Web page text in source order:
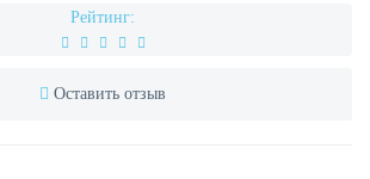
Рейтинг:
Оставить отзыв